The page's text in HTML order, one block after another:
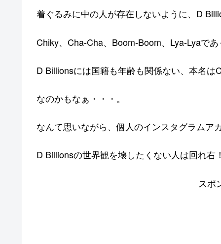
着ぐるみに中の人が存在しないように、D
Chiky、Cha-Cha、Boom-Boom、Lya-Lyaで
D Billionsには国籍も年齢も関係ない、本名は
なのかもなぁ・・・。
なんて思いながら、個人のインスタグラムア
D Billionsの世界観を壊したくない人は回れ右
スポ